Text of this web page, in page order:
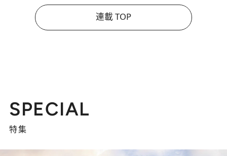
連載 TOP
SPECIAL
特集